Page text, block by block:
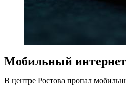
Мобильный
В центре Ростова пропал